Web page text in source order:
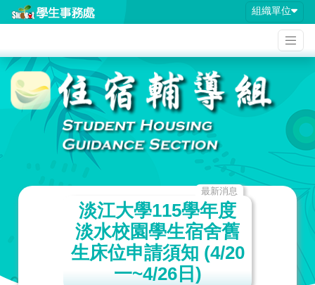
組織單位
最新消息
淡江大學115學年度
淡水校園學生宿舍舊
生床位申請須知 (4/20
一~4/26日)